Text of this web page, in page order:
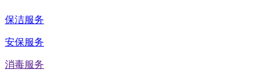
保洁服务
安保服务
消毒服务